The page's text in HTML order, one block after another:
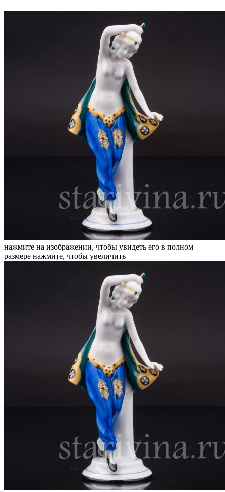
нажмите на изображении, чтобы увидеть его в полном
размере нажмите, чтобы увеличить